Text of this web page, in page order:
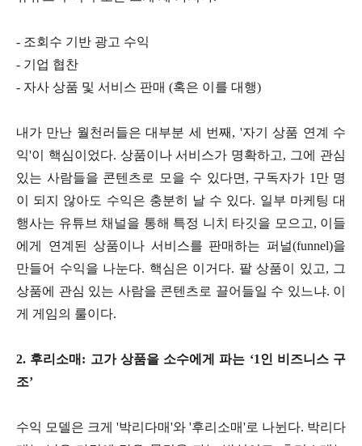
- 조회수 기반 광고 수익
- 기업 협찬
- 자사 상품 및 서비스 판매 (혹은 이를 대행)
내가 만난 월천러들은 대부분 세 번째, '자기 상품 연계 수
익'이 핵심이었다. 상품이나 서비스가 명확하고, 그에 관심
있는 사람들을 콘텐츠로 모을 수 있다면, 구독자가 1만 명
이 되지 않아도 수익은 충분히 날 수 있다. 일부 마케팅 대
행사는 유튜브 채널을 통해 특정 니치 타깃을 모으고, 이들
에게 연계된 상품이나 서비스를 판매하는 퍼널(funnel)을
만들어 수익을 나눈다. 핵심은 이거다. 팔 상품이 있고, 그
상품에 관심 있는 사람을 콘텐츠로 끌어들일 수 있느냐. 이
게 게임의 룰이다.
2. 후리소매: 고가 상품을 소수에게 파는 ‘1인 비즈니스 구
조’
수익 모델은 크게 '박리다매'와 '후리소매'로 나뉜다. 박리다